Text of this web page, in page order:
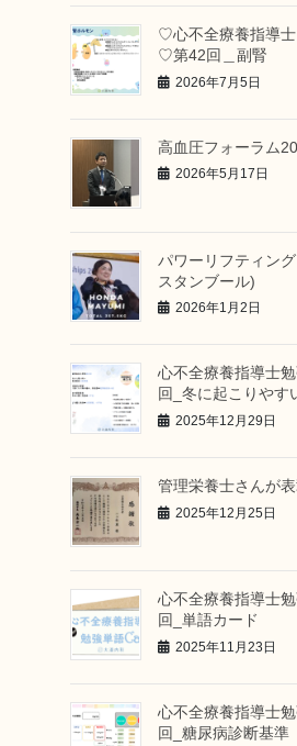
♡心不全療養指導
♡第42回＿副腎
2026年7月5日
高血圧フォーラム
2026年5月17日
パワーリフティン
スタンブール)
2026年1月2日
心不全療養指導士
回_冬に起こりやす
2025年12月29日
管理栄養士さんが
2025年12月25日
心不全療養指導士
回_単語カード
2025年11月23日
心不全療養指導士
回_糖尿病診断基準